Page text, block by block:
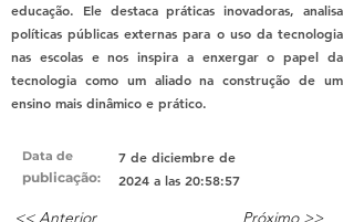
educação. Ele destaca práticas inovadoras, analisa
políticas públicas externas para o uso da tecnologia
nas escolas e nos inspira a enxergar o papel da
tecnologia como um aliado na construção de um
ensino mais dinâmico e prático.
Data de
publicação:
7 de diciembre de
2024 a las 20:58:57
<< Anterior Próximo >>